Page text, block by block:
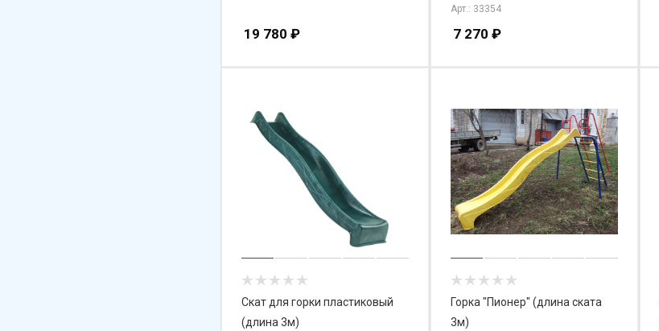
19 780 ₽
Арт.: 33354
7 270 ₽
Скат для горки пластиковый
(длина 3м)
Горка "Пионер" (длина ската
3м)